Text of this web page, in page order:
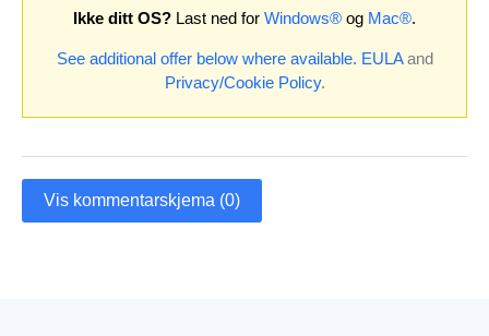
Ikke ditt OS? Last ned for Windows® og Mac®.
See additional offer below where available. EULAand
Privacy/Cookie Policy.
Vis kommentarskjema (0)